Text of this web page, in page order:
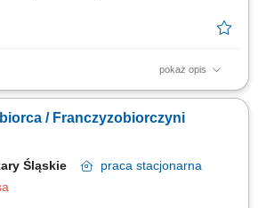
pokaż opis
własnej działalności gospodarczej w
magazynowych i zamówień.
sklepu do potrzeb lokalnego rynku.
/ Franczyzobiorczyni
Śląskie praca stacjonarna